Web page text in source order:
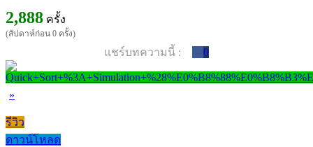
2,888 ครั้ง
(สัปดาห์ก่อน 0 ครั้ง)
แชร์บทความนี้ : 0
»
รีวิว
ดาวน์โหลด